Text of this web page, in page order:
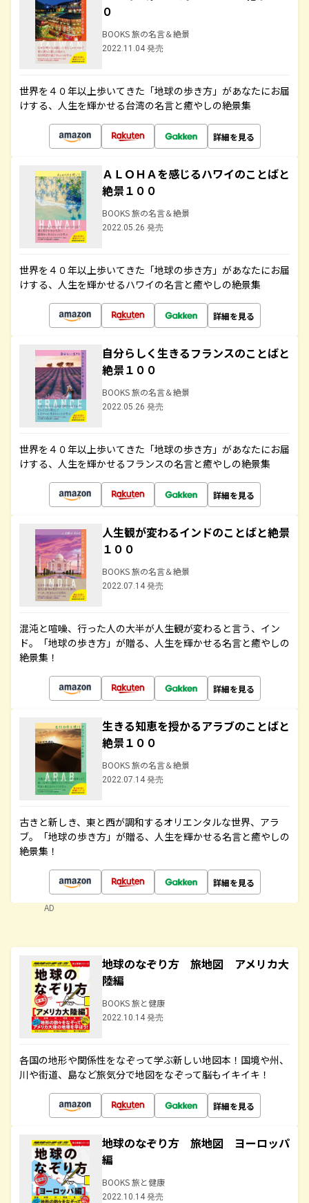
０
BOOKS 旅の名言＆絶景
2022.11.04 発売
世界を４０年以上歩いてきた「地球の歩き方」があなたにお届
けする、人生を輝かせる台湾の名言と癒やしの絶景集
詳細を見る
ＡＬＯＨＡを感じるハワイのことばと
絶景１００
BOOKS 旅の名言＆絶景
2022.05.26 発売
世界を４０年以上歩いてきた「地球の歩き方」があなたにお届
けする、人生を輝かせるハワイの名言と癒やしの絶景集
詳細を見る
自分らしく生きるフランスのことばと
絶景１００
BOOKS 旅の名言＆絶景
2022.05.26 発売
世界を４０年以上歩いてきた「地球の歩き方」があなたにお届
けする、人生を輝かせるフランスの名言と癒やしの絶景集
詳細を見る
人生観が変わるインドのことばと絶景
１００
BOOKS 旅の名言＆絶景
2022.07.14 発売
混沌と喧噪、行った人の大半が人生観が変わると言う、イン
ド。「地球の歩き方」が贈る、人生を輝かせる名言と癒やしの
絶景集！
詳細を見る
生きる知恵を授かるアラブのことばと
絶景１００
BOOKS 旅の名言＆絶景
2022.07.14 発売
古きと新しき、東と西が調和するオリエンタルな世界、アラ
ブ。「地球の歩き方」が贈る、人生を輝かせる名言と癒やしの
絶景集！
詳細を見る
AD
地球のなぞり方 旅地図 アメリカ大
陸編
BOOKS 旅と健康
2022.10.14 発売
各国の地形や関係性をなぞって学ぶ新しい地図本！国境や州、
川や街道、島など旅気分で地図をなぞって脳もイキイキ！
詳細を見る
地球のなぞり方 旅地図 ヨーロッパ
編
BOOKS 旅と健康
2022.10.14 発売